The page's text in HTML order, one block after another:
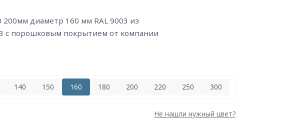
с порошковым покрытием от компании
140 150 160 180 200 220 250 300
Не нашли нужный цвет?